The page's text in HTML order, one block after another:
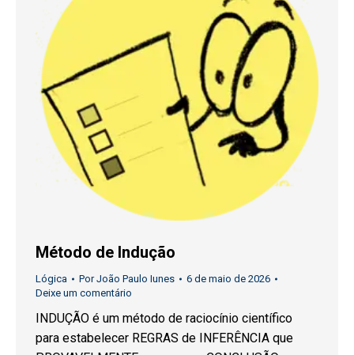
Método de Indução
Lógica PorJoão Paulo Iunes
6 de maio de 2026
Deixe um comentário
INDUÇÃO é um método de raciocínio científico
para estabelecer REGRAS de INFERÊNCIA que